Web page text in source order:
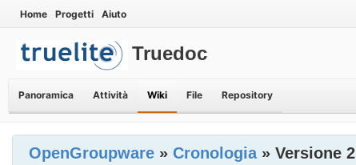
Home Progetti Aiuto
Truedoc
Panoramica Attività Wiki File Repository
OpenGroupware » Cronologia» Versione 2